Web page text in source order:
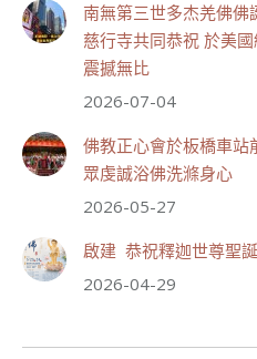
觀世音菩薩大慈大悲，救眾
間的大悲之王，化身為各種
苦、免災免難、利益蒼生，
觀世音菩薩成道紀念日，世
會館、桃園金龜山三寶殿將
111 33 則留言
分享
南無第三世多杰羌佛
慈行寺共同恭祝 於美
震撼無比
2026-07-04
佛教正心會於板橋車站
眾虔誠浴佛洗滌身心
2026-05-27
啟建 恭祝釋迦世尊聖
2026-04-29